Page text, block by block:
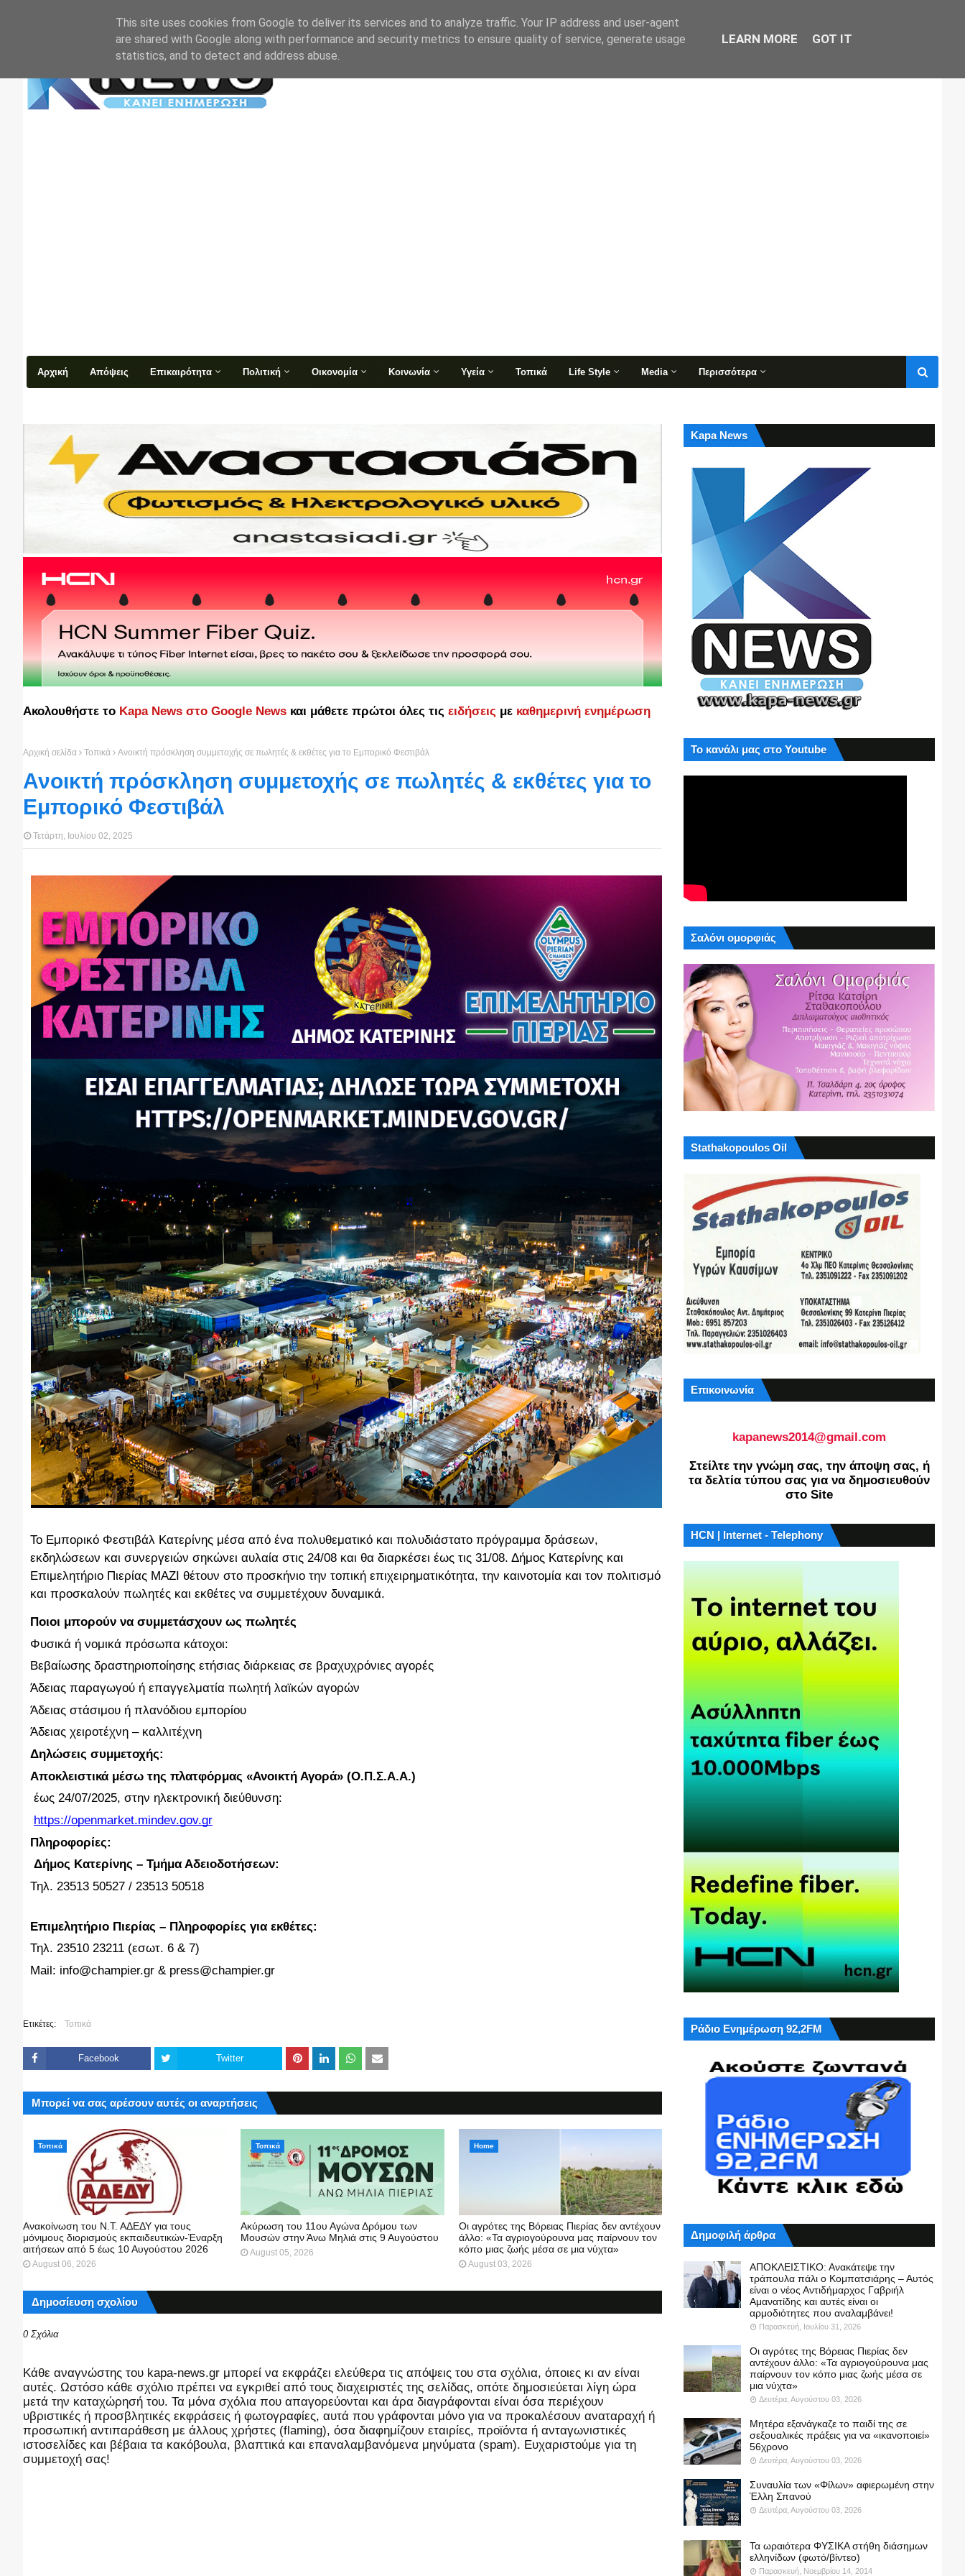
Αρχική Απόψεις Επικαιρότητα Πολιτική Οικονομία Κοινωνία Υγεία Τοπικά Life Style Media Περισσότερα
Ακολουθήστε το Kapa News στο Google News και μάθετε πρώτοι όλες τις ειδήσεις με καθημερινή ενημέρωση
Αρχική σελίδα Τοπικά Ανοικτή πρόσκληση συμμετοχής σε πωλητές & εκθέτες για το Εμπορικό Φεστιβάλ
Ανοικτή πρόσκληση συμμετοχής σε πωλητές & εκθέτες για το
Εμπορικό Φεστιβάλ
Τετάρτη, Ιουλίου 02, 2025
Το Εμπορικό Φεστιβάλ Κατερίνης μέσα από ένα πολυθεματικό και πολυδιάστατο πρόγραμμα δράσεων,
εκδηλώσεων και συνεργειών σηκώνει αυλαία στις 24/08 και θα διαρκέσει έως τις 31/08. Δήμος Κατερίνης και
Επιμελητήριο Πιερίας ΜΑΖΙ θέτουν στο προσκήνιο την τοπική επιχειρηματικότητα, την καινοτομία και τον πολιτισμό
και προσκαλούν πωλητές και εκθέτες να συμμετέχουν δυναμικά.
Ποιοι μπορούν να συμμετάσχουν ως πωλητές
Φυσικά ή νομικά πρόσωπα κάτοχοι:
Βεβαίωσης δραστηριοποίησης ετήσιας διάρκειας σε βραχυχρόνιες αγορές
Άδειας παραγωγού ή επαγγελματία πωλητή λαϊκών αγορών
Άδειας στάσιμου ή πλανόδιου εμπορίου
Άδειας χειροτέχνη – καλλιτέχνη
Δηλώσεις συμμετοχής:
Αποκλειστικά μέσω της πλατφόρμας «Ανοικτή Αγορά» (Ο.Π.Σ.Α.Α.)
έως 24/07/2025, στην ηλεκτρονική διεύθυνση:
https://openmarket.mindev.gov.gr
Πληροφορίες:
Δήμος Κατερίνης – Τμήμα Αδειοδοτήσεων:
Τηλ. 23513 50527 / 23513 50518
Επιμελητήριο Πιερίας – Πληροφορίες για εκθέτες:
Τηλ. 23510 23211 (εσωτ. 6 & 7)
Mail: info@champier.gr & press@champier.gr
Ετικέτες: Τοπικά
Facebook Twitter
Μπορεί να σας αρέσουν αυτές οι αναρτήσεις
Τοπικά
Ανακοίνωση του Ν.Τ. ΑΔΕΔΥ για τους
μόνιμους διορισμούς εκπαιδευτικών-Έναρξη
αιτήσεων από 5 έως 10 Αυγούστου 2026
August 06, 2026
Τοπικά
Ακύρωση του 11ου Αγώνα Δρόμου των
Μουσών στην Άνω Μηλιά στις 9 Αυγούστου
August 05, 2026
Home
Οι αγρότες της Βόρειας Πιερίας δεν αντέχουν
άλλο: «Τα αγριογούρουνα μας παίρνουν τον
κόπο μιας ζωής μέσα σε μια νύχτα»
August 03, 2026
Δημοσίευση σχολίου
0 Σχόλια
Kάθε αναγνώστης του kapa-news.gr μπορεί να εκφράζει ελεύθερα τις απόψεις του στα σχόλια, όποιες κι αν είναι
αυτές. Ωστόσο κάθε σχόλιο πρέπει να εγκριθεί από τους διαχειριστές της σελίδας, οπότε δημοσιεύεται λίγη ώρα
μετά την καταχώρησή του. Τα μόνα σχόλια που απαγορεύονται και άρα διαγράφονται είναι όσα περιέχουν
υβριστικές ή προσβλητικές εκφράσεις ή φωτογραφίες, αυτά που γράφονται μόνο για να προκαλέσουν αναταραχή ή
προσωπική αντιπαράθεση με άλλους χρήστες (flaming), όσα διαφημίζουν εταιρίες, προϊόντα ή ανταγωνιστικές
ιστοσελίδες και βέβαια τα κακόβουλα, βλαπτικά και επαναλαμβανόμενα μηνύματα (spam). Ευχαριστούμε για τη
συμμετοχή σας!
Kapa News
Το κανάλι μας στο Youtube
Σαλόνι ομορφιάς
Stathakopoulos Oil
Επικοινωνία
kapanews2014@gmail.com
Στείλτε την γνώμη σας, την άποψη σας, ή
τα δελτία τύπου σας για να δημοσιευθούν
στο Site
HCN | Internet - Telephony
Ράδιο Ενημέρωση 92,2FM
Δημοφιλή άρθρα
ΑΠΟΚΛΕΙΣΤΙΚΟ: Ανακάτεψε την
τράπουλα πάλι ο Κομπατσιάρης – Αυτός
είναι ο νέος Αντιδήμαρχος Γαβριήλ
Αμανατίδης και αυτές είναι οι
αρμοδιότητες που αναλαμβάνει!
Παρασκευή, Ιουλίου 31, 2026
Οι αγρότες της Βόρειας Πιερίας δεν
αντέχουν άλλο: «Τα αγριογούρουνα μας
παίρνουν τον κόπο μιας ζωής μέσα σε
μια νύχτα»
Δευτέρα, Αυγούστου 03, 2026
Μητέρα εξανάγκαζε το παιδί της σε
σεξουαλικές πράξεις για να «ικανοποιεί»
56χρονο
Δευτέρα, Αυγούστου 03, 2026
Συναυλία των «Φίλων» αφιερωμένη στην
Έλλη Σπανού
Δευτέρα, Αυγούστου 03, 2026
Τα ωραιότερα ΦΥΣΙΚΑ στήθη διάσημων
ελληνίδων (φωτό/βίντεο)
Παρασκευή, Νοεμβρίου 14, 2014
This site uses cookies from Google to deliver its services and to analyze traffic. Your IP address and user-agent
are shared with Google along with performance and security metrics to ensure quality of service, generate usage
statistics, and to detect and address abuse.
LEARN MORE GOT IT